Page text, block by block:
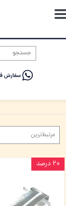
حساب کاربری من
تغییر گذر واژه
خروج از حساب
مرتبط‌ترین
۲۰ درصد